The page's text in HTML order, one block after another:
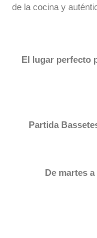
de la cocina y
El lugar perfecto
Partida
De martes